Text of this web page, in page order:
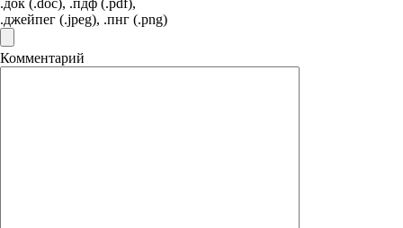
.джейпег (.jpeg), .пнг (.png)
Комментарий